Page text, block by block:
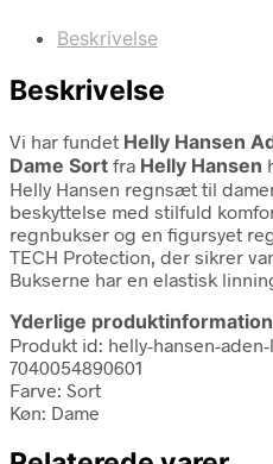
Beskrivelse
Beskrivelse
Vi har fundet Helly Hansen
Dame Sort fra Helly Hansen
Helly Hansen regnsæt til
beskyttelse med stilfuld
regnbukser og en figursyet
TECH Protection, der sikrer
Bukserne har en elastisk
Yderlige
Produkt id: helly-hansen-
7040054890601
Farve: Sort
Køn: Dame